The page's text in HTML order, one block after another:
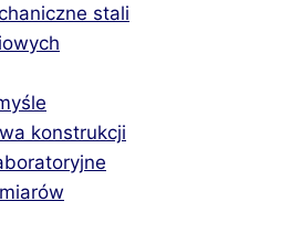
stali
konstrukcji